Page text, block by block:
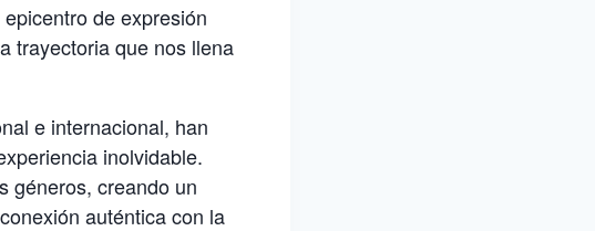
de expresión
trayectoria que nos llena
e internacional, han
inolvidable.
géneros, creando un
auténtica con la